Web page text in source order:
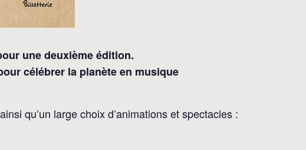
une deuxième édition.
célébrer la planète en musique
qu’un large choix d’animations et spectacles :